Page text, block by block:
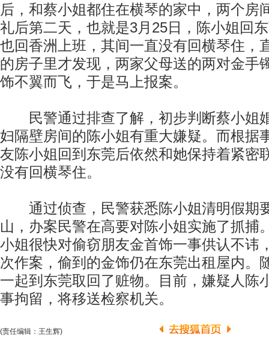
后，和蔡小姐都住在横琴的家中，两个房
礼后第二天，也就是3月25日，陈小姐回
也回香洲上班，其间一直没有回横琴住，
的房子里才发现，两家父母送的两对金手
饰不翼而飞，于是马上报案。
民警通过排查了解，初步判断蔡小姐
妇隔壁房间的陈小姐有重大嫌疑。而根据
友陈小姐回到东莞后依然和她保持着紧密
没有回横琴住。
通过侦查，民警获悉陈小姐清明假期
山，办案民警在高要对陈小姐实施了抓捕
小姐很快对偷窃朋友金首饰一事供认不讳
次作案，偷到的金饰仍在东莞出租屋内。
一起到东莞取回了赃物。目前，嫌疑人陈
事拘留，将移送检察机关。
(责任编辑：王生辉)